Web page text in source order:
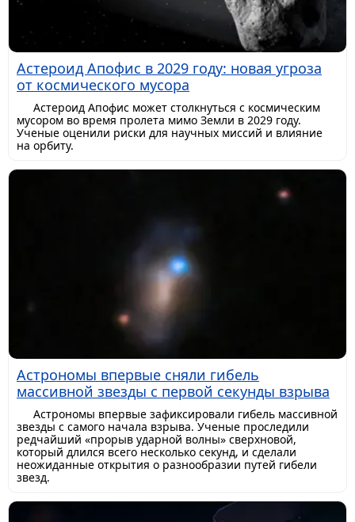
Астероид Апофис в 2029 году: новая угроза
от космического мусора
Астероид Апофис может столкнуться с космическим
мусором во время пролета мимо Земли в 2029 году.
Ученые оценили риски для научных миссий и влияние
на орбиту.
Астрономы впервые сняли гибель
массивной звезды с первой секунды взрыва
Астрономы впервые зафиксировали гибель массивной
звезды с самого начала взрыва. Ученые проследили
редчайший «прорыв ударной волны» сверхновой,
который длился всего несколько секунд, и сделали
неожиданные открытия о разнообразии путей гибели
звезд.